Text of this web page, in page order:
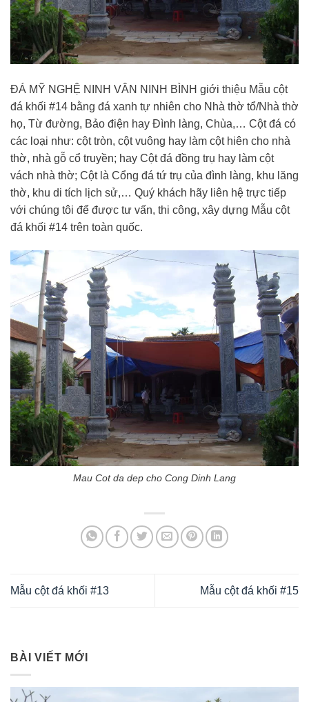
ĐÁ MỸ NGHỆ NINH VÂN NINH BÌNH giới thiệu Mẫu cột
đá khối #14 bằng đá xanh tự nhiên cho Nhà thờ tổ/Nhà thờ
họ, Từ đường, Bảo điện hay Đình làng, Chùa,… Cột đá có
các loại như: cột tròn, cột vuông hay làm cột hiên cho nhà
thờ, nhà gỗ cổ truyền; hay Cột đá đồng trụ hay làm cột
vách nhà thờ; Cột là Cổng đá tứ trụ của đình làng, khu lăng
thờ, khu di tích lịch sử,… Quý khách hãy liên hệ trực tiếp
với chúng tôi để được tư vấn, thi công, xây dựng Mẫu cột
đá khối #14 trên toàn quốc.
Mau Cot da dep cho Cong Dinh Lang
Mẫu cột đá khối #13 Mẫu cột đá khối #15
BÀI VIẾT MỚI